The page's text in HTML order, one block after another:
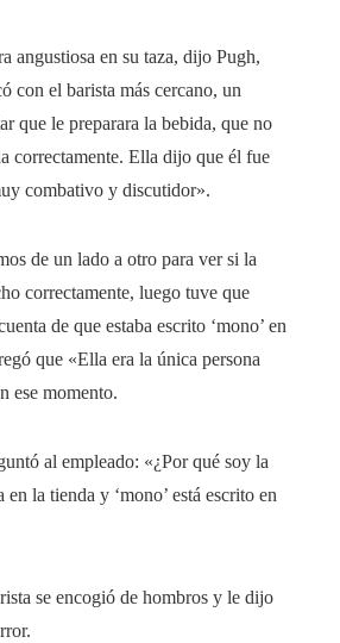
angustiosa en su taza, dijo Pugh,
con el barista más cercano, un
que le preparara la bebida, que no
correctamente. Ella dijo que él fue
combativo y discutidor».
de un lado a otro para ver si la
correctamente, luego tuve que
de que estaba escrito ‘mono’ en
que «Ella era la única persona
ese momento.
al empleado: «¿Por qué soy la
en la tienda y ‘mono’ está escrito en
se encogió de hombros y le dijo